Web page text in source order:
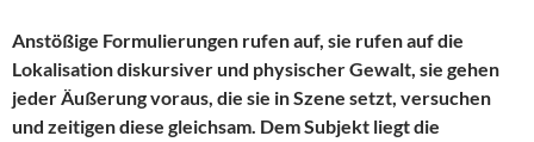
Anstößige Formulierungen rufen auf, sie rufen auf die
Lokalisation diskursiver und physischer Gewalt, sie gehen
jeder Äußerung voraus, die sie in Szene setzt, versuchen
und zeitigen diese gleichsam. Dem Subjekt liegt die